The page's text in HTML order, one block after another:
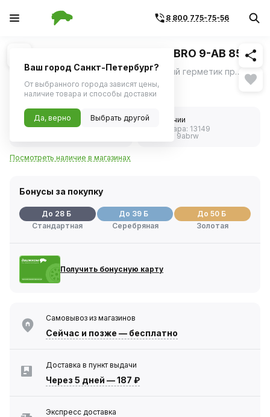
8 800 775-75-56
1/1 Похожие
Герметик прокладок серый ABRO 9-АВ 85г
Герметик прокладок ABRO силиконовый герметик прокладок серого цвета на нейтральной основе.
553 ₽
5.0
В наличии
Код товара: 13149
9abrw
Посмотреть наличие в магазинах
Бонусы за покупку
До 28 Б
Стандартная
До 39 Б
Серебряная
До 50 Б
Золотая
Получить бонусную карту
Самовывоз из магазинов
Сейчас и позже — бесплатно
Доставка в пункт выдачи
Через 5 дней —187 ₽
Экспресс доставка
Ваш город Санкт-Петербург?
От выбранного города зависят цены,
наличие товара и способы доставки
Да, верно Выбрать другой